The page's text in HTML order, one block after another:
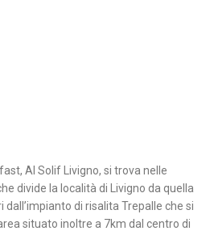
Al Solif Livigno, si trova nelle
divide la località di Livigno da quella
dall’impianto di risalita Trepalle che si
situato inoltre a 7km dal centro di